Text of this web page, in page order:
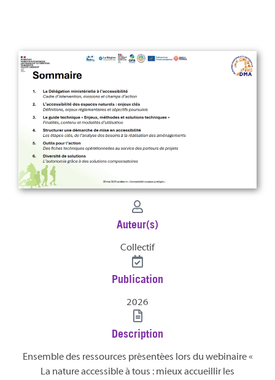
Auteur(s)
Collectif
Publication
2026
Description
Ensemble des ressources présentées lors du webinaire «
La nature accessible à tous : mieux accueillir les